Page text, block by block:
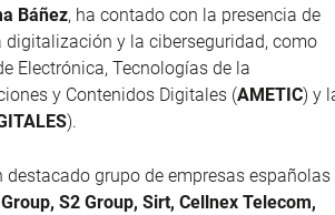
Báñez, ha contado con la presencia de
y la ciberseguridad, como
Electrónica, Tecnologías de la
y Contenidos Digitales (AMETIC) y
).
grupo de empresas españolas
S2 Group, Sirt, Cellnex Telecom,